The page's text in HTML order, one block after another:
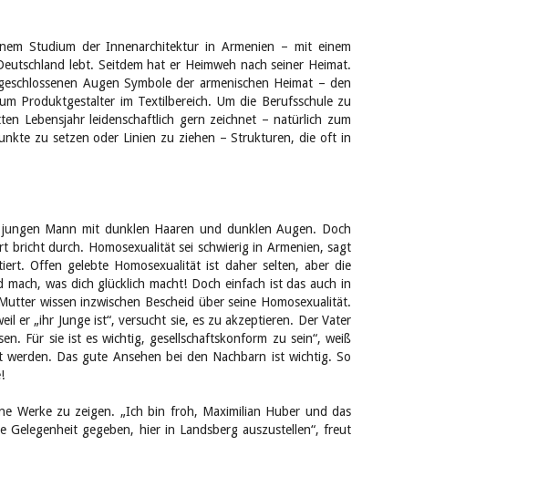
Studium der Innenarchitektur in Armenien – mit einem
lebt. Seitdem hat er Heimweh nach seiner Heimat.
Augen Symbole der armenischen Heimat – den
Produktgestalter im Textilbereich. Um die Berufsschule zu
Lebensjahr leidenschaftlich gern zeichnet – natürlich zum
zu setzen oder Linien zu ziehen – Strukturen, die oft in
Mann mit dunklen Haaren und dunklen Augen. Doch
durch. Homosexualität sei schwierig in Armenien, sagt
Offen gelebte Homosexualität ist daher selten, aber die
was dich glücklich macht! Doch einfach ist das auch in
wissen inzwischen Bescheid über seine Homosexualität.
er „ihr Junge ist“, versucht sie, es zu akzeptieren. Der Vater
Für sie ist es wichtig, gesellschaftskonform zu sein“, weiß
Das gute Ansehen bei den Nachbarn ist wichtig. So
Werke zu zeigen. „Ich bin froh, Maximilian Huber und das
gegeben, hier in Landsberg auszustellen“, freut